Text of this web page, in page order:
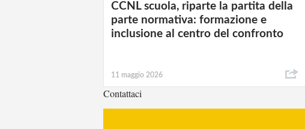
CCNL scuola, riparte la partita della
parte normativa: formazione e
inclusione al centro del confronto
11 maggio 2026
Contattaci